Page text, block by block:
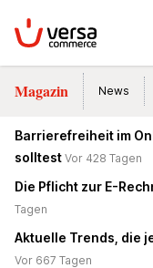
VersaCommerce
Magazin News
Barrierefreiheit im
solltest Vor 428 Tagen
Die Pflicht zur E-
Tagen
Aktuelle Trends, die
Vor 667 Tagen